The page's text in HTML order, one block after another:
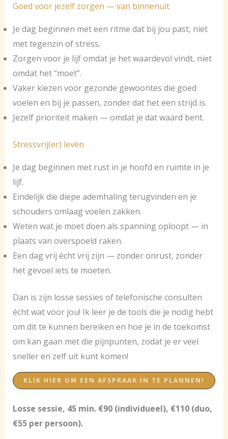
Goed voor jezelf zorgen — van binnenuit
Je dag beginnen met een ritme dat bij jou past, niet
met tegenzin of stress.
Zorgen voor je lijf omdat je het waardevol vindt, niet
omdat het “moet”.
Vaker kiezen voor gezonde gewoontes die goed
voelen en bij je passen, zonder dat het een strijd is.
Jezelf prioriteit maken — omdat je dat waard bent.
Stressvrij(er) leven
Je dag beginnen met rust in je hoofd en ruimte in je
lijf.
Eindelijk die diepe ademhaling terugvinden en je
schouders omlaag voelen zakken.
Weten wat je moet doen als spanning oploopt — in
plaats van overspoeld raken.
Een dag vrij écht vrij zijn — zonder onrust, zonder
het gevoel iets te moeten.
Dan is zijn losse sessies of telefonische consulten
écht wat voor jou! Ik leer je de tools die je nodig hebt
om dit te kunnen bereiken en hoe je in de toekomst
om kan gaan met die pijnpunten, zodat je er veel
sneller en zelf uit kunt komen!
KLIK HIER OM EEN AFSPRAAK IN TE PLANNEN!
Losse sessie, 45 min. €90 (individueel), €110 (duo,
€55 per persoon).